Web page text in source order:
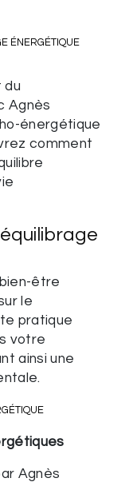
ÉNERGÉTIQUE
du
Agnès
énergétique
comment
être
le
pratique
votre
ainsi une
Agnès